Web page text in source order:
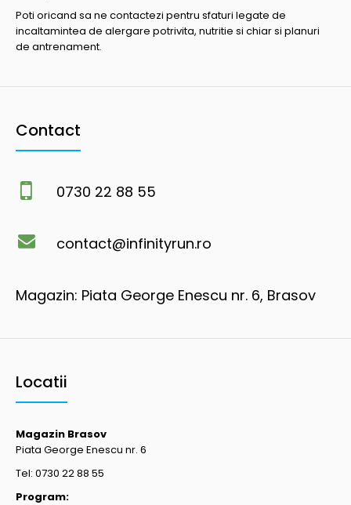
Poti oricand sa ne contactezi pentru sfaturi legate de
incaltamintea de alergare potrivita, nutritie si chiar si planuri
de antrenament.
Contact
0730 22 88 55
contact@infinityrun.ro
Magazin: Piata George Enescu nr. 6, Brasov
Locatii
Magazin Brasov
Piata George Enescu nr. 6
Tel: 0730 22 88 55
Program: